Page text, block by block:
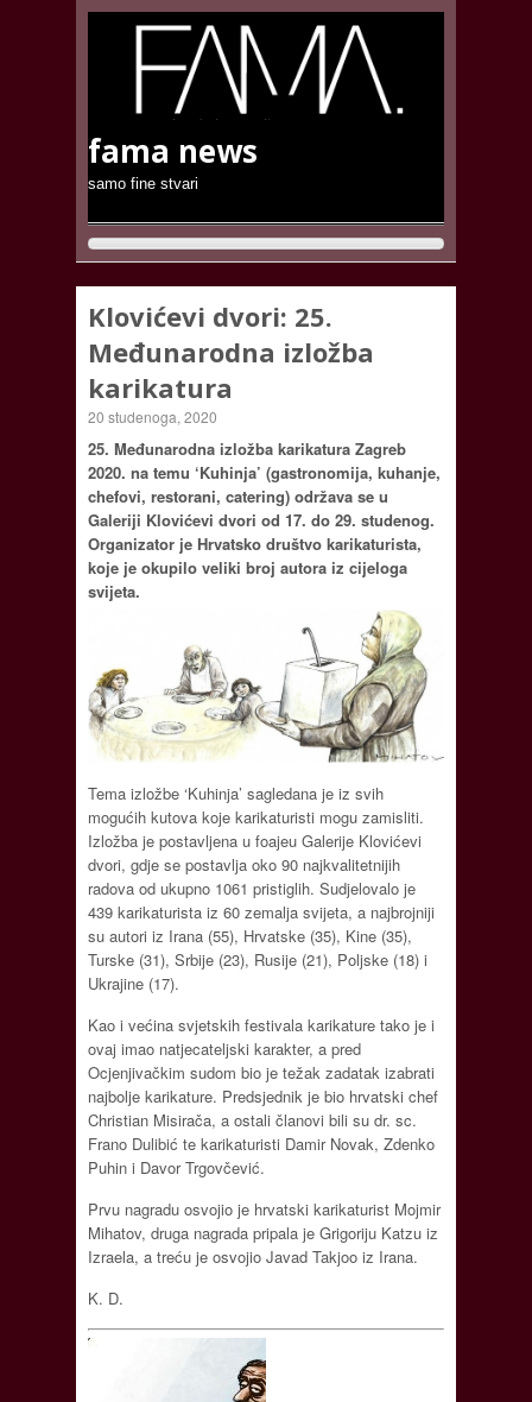
fama news
samo fine stvari
Klovićevi dvori: 25.
Međunarodna izložba
karikatura
20 studenoga, 2020
25. Međunarodna izložba karikatura Zagreb
2020. na temu ‘Kuhinja’ (gastronomija, kuhanje,
chefovi, restorani, catering) održava se u
Galeriji Klovićevi dvori od 17. do 29. studenog.
Organizator je Hrvatsko društvo karikaturista,
koje je okupilo veliki broj autora iz cijeloga
svijeta.
Tema izložbe ‘Kuhinja’ sagledana je iz svih
mogućih kutova koje karikaturisti mogu zamisliti.
Izložba je postavljena u foajeu Galerije Klovićevi
dvori, gdje se postavlja oko 90 najkvalitetnijih
radova od ukupno 1061 pristiglih. Sudjelovalo je
439 karikaturista iz 60 zemalja svijeta, a najbrojniji
su autori iz Irana (55), Hrvatske (35), Kine (35),
Turske (31), Srbije (23), Rusije (21), Poljske (18) i
Ukrajine (17).
Kao i većina svjetskih festivala karikature tako je i
ovaj imao natjecateljski karakter, a pred
Ocjenjivačkim sudom bio je težak zadatak izabrati
najbolje karikature. Predsjednik je bio hrvatski chef
Christian Misirača, a ostali članovi bili su dr. sc.
Frano Dulibić te karikaturisti Damir Novak, Zdenko
Puhin i Davor Trgovčević.
Prvu nagradu osvojio je hrvatski karikaturist Mojmir
Mihatov, druga nagrada pripala je Grigoriju Katzu iz
Izraela, a treću je osvojio Javad Takjoo iz Irana.
K. D.